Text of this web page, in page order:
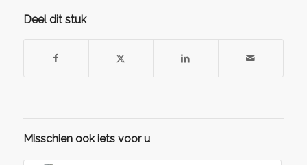
Deel dit stuk
Misschien ook iets voor u